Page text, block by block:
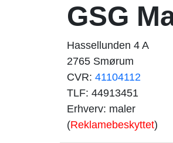
GSG
Hassellunden 4 A
2765 Smørum
CVR: 41104112
TLF: 44913451
Erhverv: maler
(Reklamebeskyttet)